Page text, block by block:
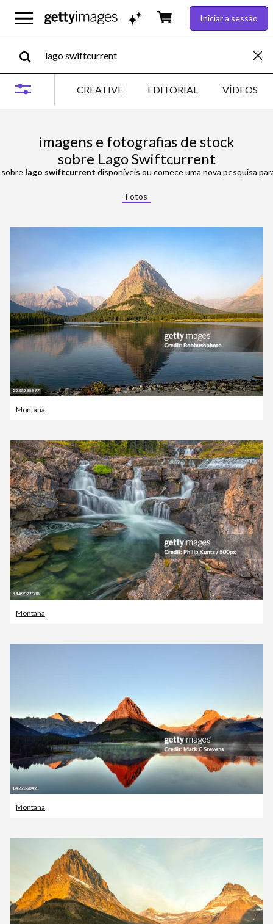
Iniciar a sessão
CREATIVE EDITORIAL VÍDEOS
imagens e fotografias de stock
sobre Lago Swiftcurrent
lago swiftcurrent disponíveis ou comece uma nova pesquisa
Fotos
Montana
Montana
Montana